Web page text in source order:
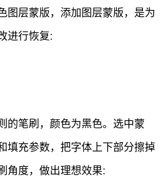
图层蒙版，添加图层蒙版，是为
进行恢复:
的笔刷，颜色为黑色。选中蒙
填充参数，把字体上下部分擦掉
角度，做出理想效果: